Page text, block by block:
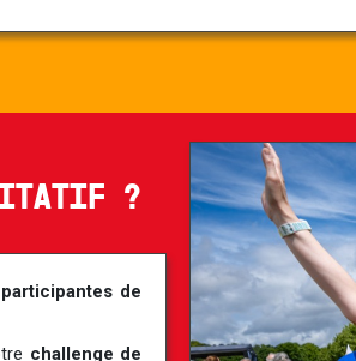
?
de
challenge de